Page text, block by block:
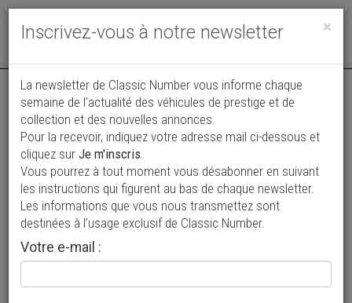
Toggle
Annonce actualisée le 31/07/2026 ( il y a 7 jours )
BMW Série 4 430D XDRIVE PACK M SPORT
49 000 €
2023 Coupé 41 250 km
×
Inscrivez-vous à notre newsletter
La newsletter de Classic Number vous informe chaque
semaine de l’actualité des véhicules de prestige et de
collection et des nouvelles annonces.
Pour la recevoir, indiquez votre adresse mail ci-dessous et
cliquez sur Je m'inscris.
Vous pourrez à tout moment vous désabonner en suivant
les instructions qui figurent au bas de chaque newsletter.
Les informations que vous nous transmettez sont
destinées à l’usage exclusif de Classic Number.
Votre e-mail :